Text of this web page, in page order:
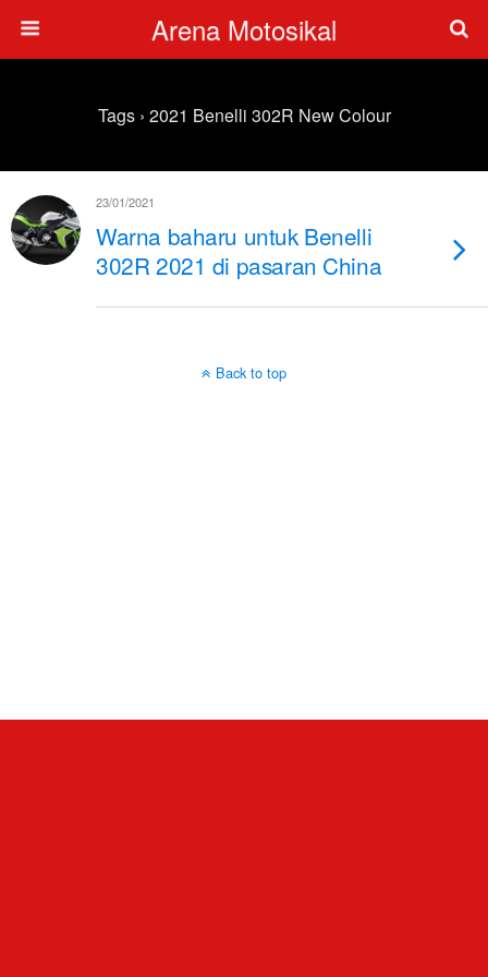
Arena Motosikal
Tags › 2021 Benelli 302R New Colour
23/01/2021
Warna baharu untuk Benelli
302R 2021 di pasaran China
Back to top